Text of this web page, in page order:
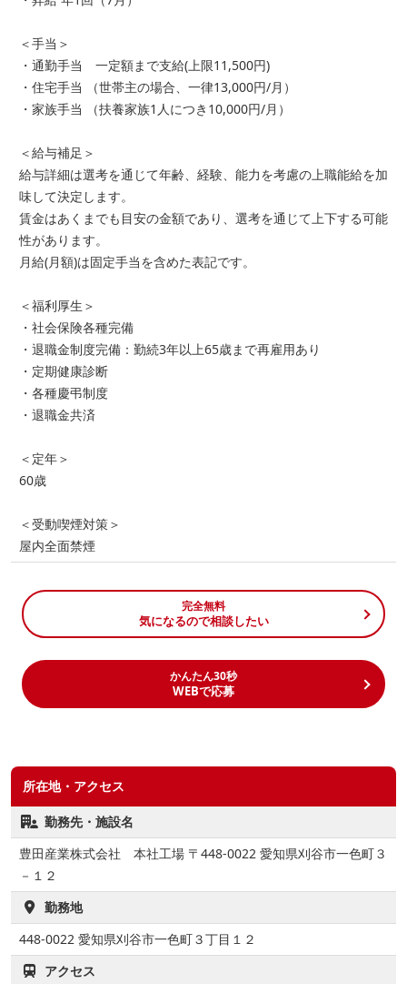
＜手当＞
・通勤手当 一定額まで支給(上限11,500円)
・住宅手当 （世帯主の場合、一律13,000円/月）
・家族手当 （扶養家族1人につき10,000円/月）
＜給与補足＞
給与詳細は選考を通じて年齢、経験、能力を考慮の上職能給を加
味して決定します。
賃金はあくまでも目安の金額であり、選考を通じて上下する可能
性があります。
月給(月額)は固定手当を含めた表記です。
＜福利厚生＞
・社会保険各種完備
・退職金制度完備：勤続3年以上65歳まで再雇用あり
・定期健康診断
・各種慶弔制度
・退職金共済
＜定年＞
60歳
＜受動喫煙対策＞
屋内全面禁煙
完全無料
気になるので相談したい
かんたん30秒
WEBで応募
所在地・アクセス
勤務先・施設名
豊田産業株式会社 本社工場 〒448-0022 愛知県刈谷市一色町３
－１２
勤務地
448-0022 愛知県刈谷市一色町３丁目１２
アクセス